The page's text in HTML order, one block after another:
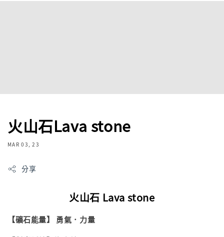
火山石Lava stone
MAR 03, 23
分享
火山石 Lava stone
【礦石能量】 勇氣．力量